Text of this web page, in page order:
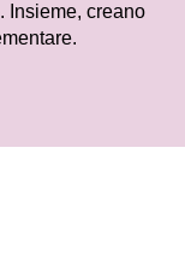
Insieme, creano